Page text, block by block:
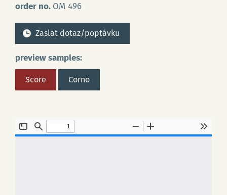
order no. OM 496
Zaslat dotaz/poptávku
preview samples:
Score Corno